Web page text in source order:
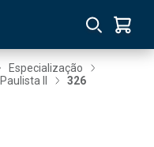
Especialização
II 326